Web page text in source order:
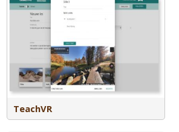
TeachVR
Prowise Presenter en maakt het
mogelijk om apparaten van leerlingen te
koppelen aan de les, bijvoorbeeld voor
het delen van opdrachten, antwoorden
of tekeningen.